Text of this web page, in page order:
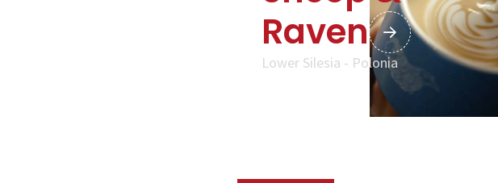
Raven
Lower Silesia - Polonia